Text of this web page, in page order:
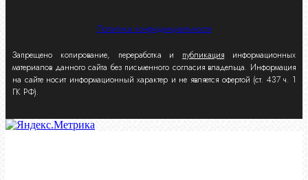
Политика конфиденциальности
Запрещено копирование, переработка и публикация информационных
материалов данного сайта без письменного согласия владельца. Информация
на сайте носит информационный характер и не является офертой (ст. 437 ч. 1
ГК РФ).